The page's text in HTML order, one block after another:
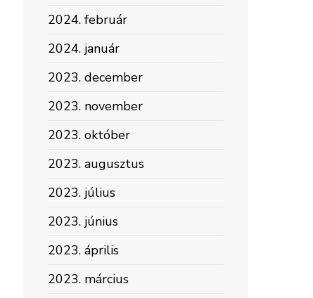
2024. február
2024. január
2023. december
2023. november
2023. október
2023. augusztus
2023. július
2023. június
2023. április
2023. március